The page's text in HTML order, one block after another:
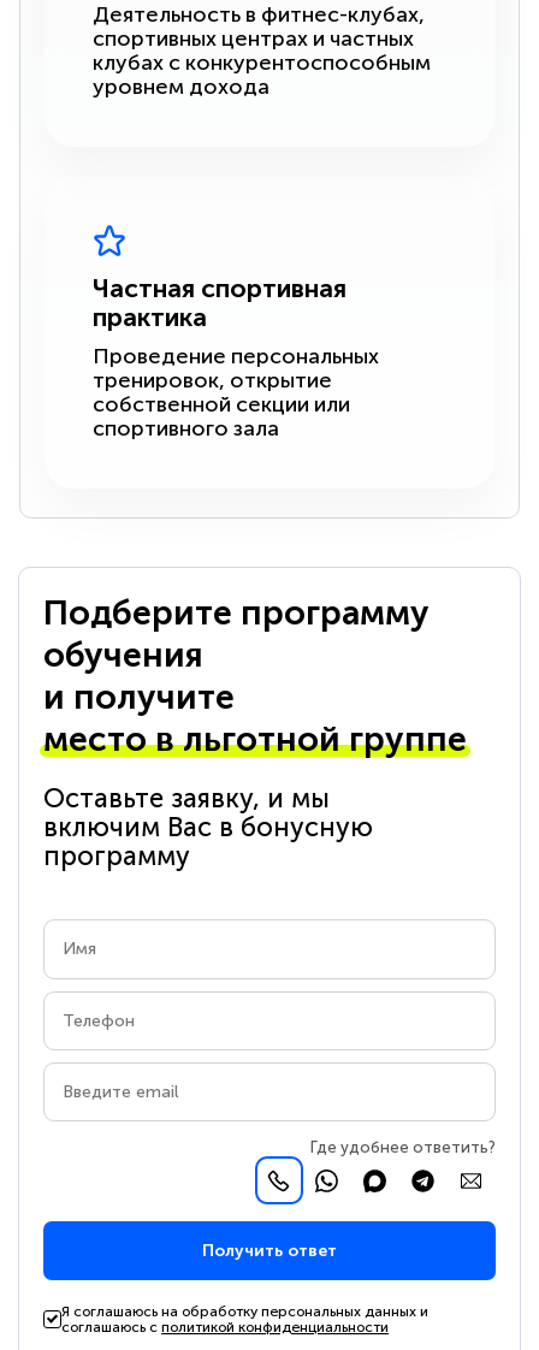
Деятельность в фитнес-клубах,
спортивных центрах и частных
клубах с конкурентоспособным
уровнем дохода
Частная спортивная
практика
Проведение персональных
тренировок, открытие
собственной секции или
спортивного зала
Подберите программу
обучения
и получите
место в льготной группе
Оставьте заявку, и мы
включим Вас в бонусную
программу
Где удобнее ответить?
Получить ответ
Я соглашаюсь на обработку персональных данных и
соглашаюсь сполитикой конфиденциальности